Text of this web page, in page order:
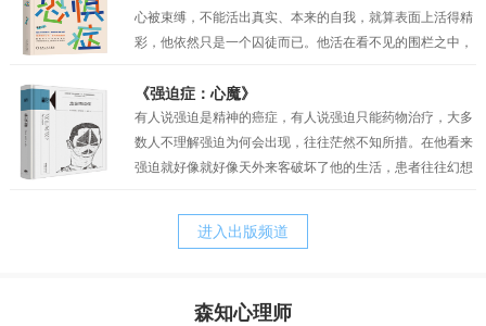
一点一点地看到了希望。当曙光最终突破了黑夜的壁垒，我
看到了因为“爱”而萌生的动力，因为“希望”而产生的坚持。
心被束缚，不能活出真实、本来的自我，就算表面上活得精
彩，他依然只是一个囚徒而已。他活在看不见的围栏之中，
偶而已，他以为自己是人生的主宰，其实他只不过是一个傀
儡。社交恐惧症和其他的神经症一样都有一定人格的基础，
俗话说“三岁看大，七岁看老”。社交恐惧的形成与早期环境
和家庭因素密相关，尤其是父母自身人格特质及对孩子的教
胆小、退缩、敏感、焦虑、刻板、追求完美等等人格的特
质，却又是父母赖以责备孩子、苛求孩子的理由。而当孩子
了与真实自我的持久的矛盾，陷入“自我战争”的深渊，并与
《强迫症：心魔》
有人说强迫是精神的癌症，有人说强迫只能药物治疗，大多
数人不理解强迫为何会出现，往往茫然不知所措。在他看来
强迫就好像就好像天外来客破坏了他的生活，患者往往幻想
迫只是他痛苦的表象，而他病态的执念才是他痛苦的根源。
其实，从我们生命最初往往最为真实与自然，但后来由于
进入出版频道
森知心理师